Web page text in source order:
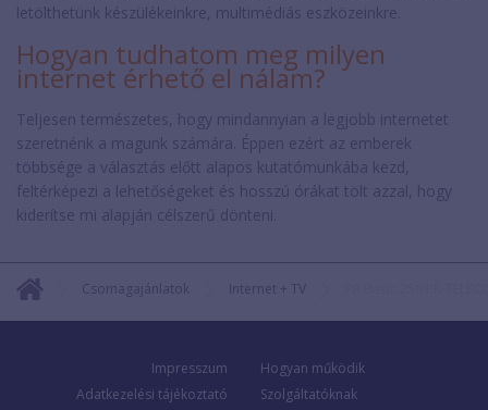
letölthetünk készülékeinkre, multimédiás eszközeinkre.
Hogyan tudhatom meg milyen
internet érhető el nálam?
Teljesen természetes, hogy mindannyian a legjobb internetet
szeretnénk a magunk számára. Éppen ezért az emberek
többsége a választás előtt alapos kutatómunkába kezd,
feltérképezi a lehetőségeket és hosszú órákat tölt azzal, hogy
kiderítse mi alapján célszerű dönteni.
Csomagajánlatok Internet + TV
Impresszum
Adatkezelési tájékoztató
Hogyan működik
Szolgáltatóknak